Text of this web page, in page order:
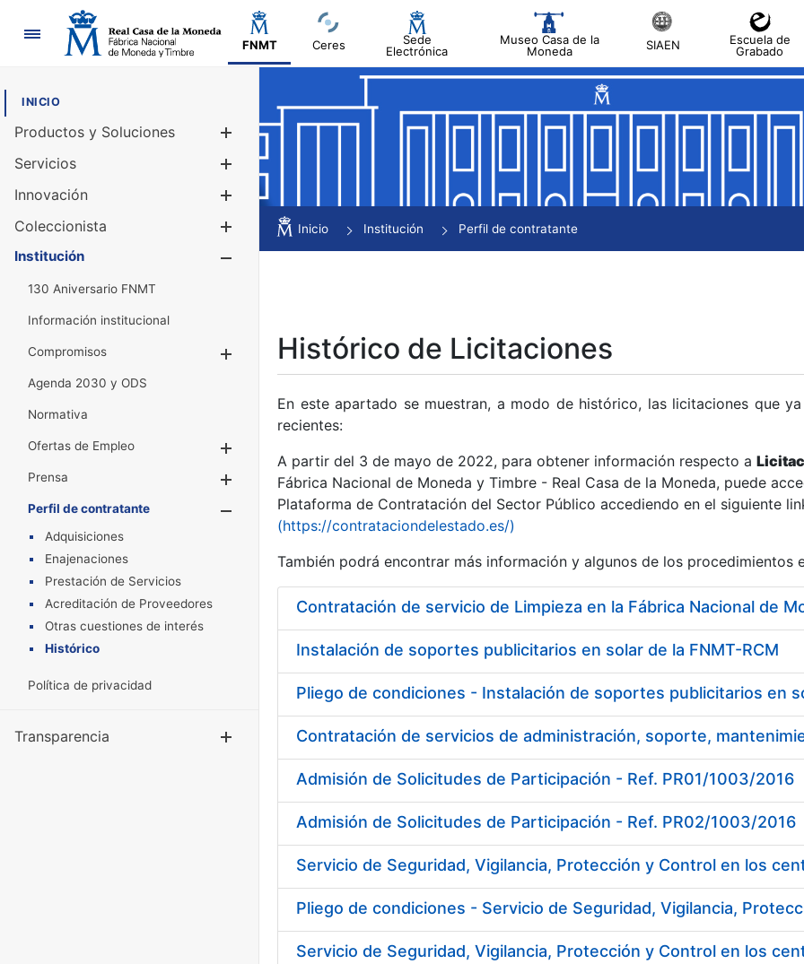
Navegación
FNMT Ceres
Sede
Electrónica
Museo Casa de la
Moneda
SIAEN
Escuela de
Grabado
INICIO
Productos y Soluciones
Mostrar/Ocultar
Servicios
Innovación
Coleccionista
Mostrar/Ocultar
Institución
130 Aniversario FNMT
Información institucional
Compromisos
Mostrar/Ocultar
Agenda 2030 y ODS
Normativa
Ofertas de Empleo
Prensa
Mostrar/Ocultar
Perfil de contratante
Mostrar/Ocultar
Adquisiciones
Enajenaciones
Prestación de Servicios
Acreditación de Proveedores
Otras cuestiones de interés
Histórico
Política de privacidad
Transparencia Mostrar/Ocultar
Inicio Institución Perfil de contratante
Histórico de Licitaciones
En este apartado se muestran, a modo de histórico, las licitaciones que
recientes:
A partir del 3 de mayo de 2022, para obtener información respecto a
Fábrica Nacional de Moneda y Timbre - Real Casa de la Moneda, puede
Plataforma de Contratación del Sector Público accediendo en el siguiente
(https://contrataciondelestado.es/)
También podrá encontrar más información y algunos de los procedimientos
Contratación de servicio de Limpieza en la Fábrica Nacional de
Instalación de soportes publicitarios en solar de la FNMT-RCM
Pliego de condiciones - Instalación de soportes publicitarios en
Admisión de Solicitudes de Participación - Ref. PR01/1003/2016
Admisión de Solicitudes de Participación - Ref. PR02/1003/2016
Servicio de Seguridad, Vigilancia, Protección y Control en los
Servicio de Seguridad, Vigilancia, Protección y Control en los